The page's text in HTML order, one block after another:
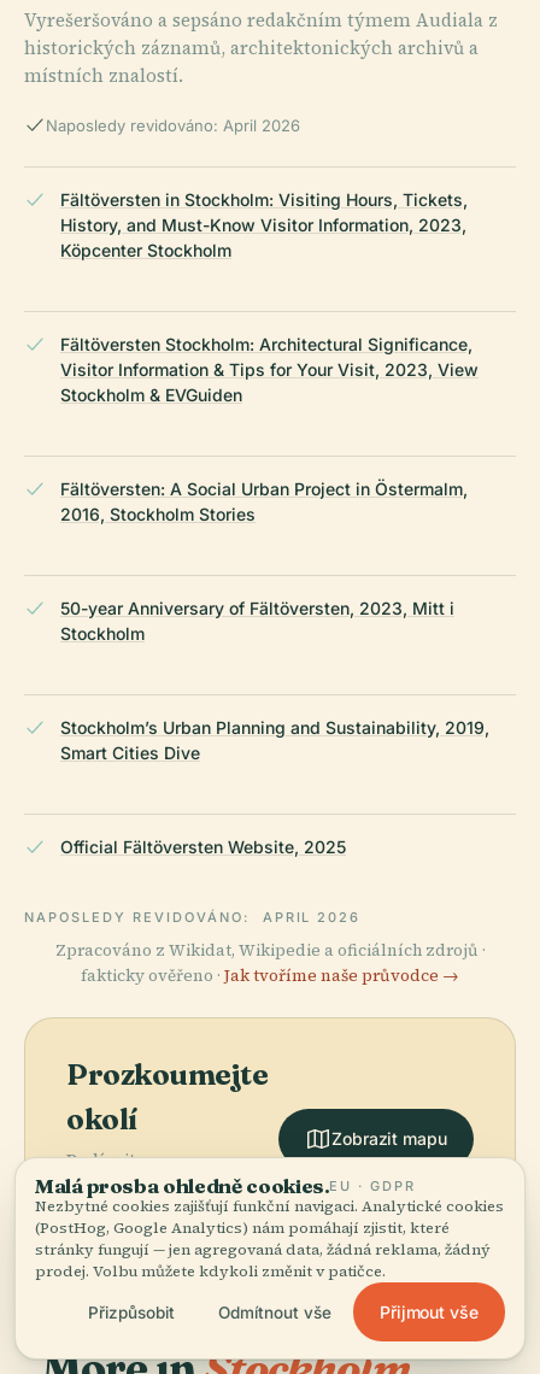
Vyrešeršováno a sepsáno redakčním týmem Audiala z
historických záznamů, architektonických archivů a
místních znalostí.
Naposledy revidováno: April 2026
Fältöversten in Stockholm: Visiting Hours, Tickets,
History, and Must-Know Visitor Information, 2023,
Köpcenter Stockholm
Fältöversten Stockholm: Architectural Significance,
Visitor Information & Tips for Your Visit, 2023, View
Stockholm & EVGuiden
Fältöversten: A Social Urban Project in Östermalm,
2016, Stockholm Stories
50-year Anniversary of Fältöversten, 2023, Mitt i
Stockholm
Stockholm’s Urban Planning and Sustainability, 2019,
Smart Cities Dive
Official Fältöversten Website, 2025
NAPOSLEDY REVIDOVÁNO: APRIL 2026
Zpracováno z Wikidat, Wikipedie a oficiálních zdrojů ·
fakticky ověřeno · Jak tvoříme naše průvodce →
Prozkoumejte
okolí
Podívejte se na
Fältöversten na mapě a
objevte, co je poblíž.
Zobrazit mapu
Malá prosba ohledně cookies.EU · GDPR
Nezbytné cookies zajišťují funkční navigaci. Analytické cookies
(PostHog, Google Analytics) nám pomáhají zjistit, které
stránky fungují — jen agregovaná data, žádná reklama, žádný
prodej. Volbu můžete kdykoli změnit v patičce.
Přizpůsobit Odmítnout vše Přijmout vše